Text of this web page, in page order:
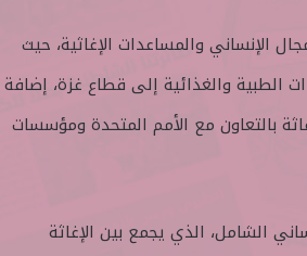
الإنساني والمساعدات الإغاثية، حيث
الطبية والغذائية إلى قطاع غزة، إضافة
بالتعاون مع الأمم المتحدة ومؤسسات
الشامل، الذي يجمع بين الإغاثة